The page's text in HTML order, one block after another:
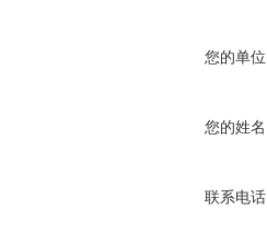
您的单
您的姓
联系电